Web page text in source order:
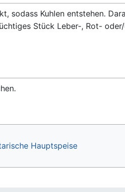
sodass Kuhlen entstehen.
Stück Leber-, Rot-
Hauptspeise